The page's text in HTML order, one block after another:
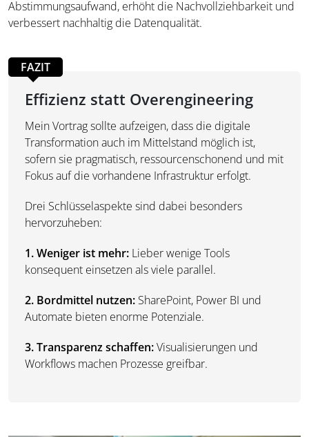
Abstimmungsaufwand, erhöht die Nachvollziehbarkeit und
verbessert nachhaltig die Datenqualität.
FAZIT
Effizienz statt Overengineering
Mein Vortrag sollte aufzeigen, dass die digitale
Transformation auch im Mittelstand möglich ist,
sofern sie pragmatisch, ressourcenschonend und mit
Fokus auf die vorhandene Infrastruktur erfolgt.
Drei Schlüsselaspekte sind dabei besonders
hervorzuheben:
1. Weniger ist mehr: Lieber wenige Tools
konsequent einsetzen als viele parallel.
2. Bordmittel nutzen: SharePoint, Power BI und
Automate bieten enorme Potenziale.
3. Transparenz schaffen:Visualisierungen und
Workflows machen Prozesse greifbar.